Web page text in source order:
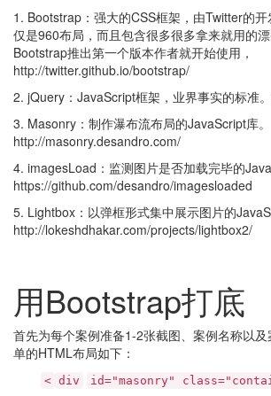
1. Bootstrap：强大的CSS框架，由Twitter的
仅是960布局，而且包含很多很多拿来就用的
Bootstrap推出第一个版本作者就开始使用，
http://twitter.github.io/bootstrap/
2. jQuery：JavaScript框架，业界事实的标准
3. Masonry：制作瀑布流布局的JavaScript库。
http://masonry.desandro.com/
4. imagesLoad：监测图片是否加载完毕的
https://github.com/desandro/imagesloaded
5. Lightbox：以弹框形式集中展示图片的
http://lokeshdhakar.com/projects/lightbox2/
用Bootstrap打底
首先为每个案例准备1-2张截图、案例名称以
单的HTML布局如下：
< div id="masonry"